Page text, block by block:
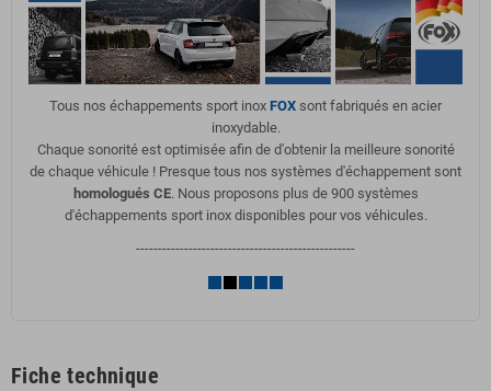
Tous nos échappements sport inox FOX sont fabriqués en acier
inoxydable.
Chaque sonorité est optimisée afin de d'obtenir la meilleure sonorité
de chaque véhicule ! Presque tous nos systèmes d'échappement sont
homologués CE. Nous proposons plus de 900 systèmes
d'échappements sport inox disponibles pour vos véhicules.
--------------------------------------------------
Fiche technique